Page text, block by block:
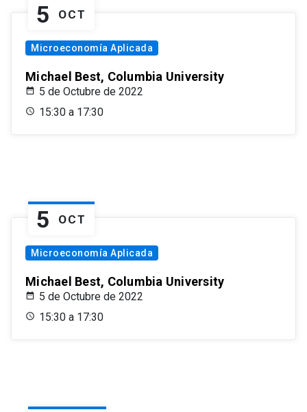
5 OCT
Microeconomía Aplicada
Michael Best, Columbia University
5 de Octubre de 2022
15:30 a 17:30
5 OCT
Microeconomía Aplicada
Michael Best, Columbia University
5 de Octubre de 2022
15:30 a 17:30